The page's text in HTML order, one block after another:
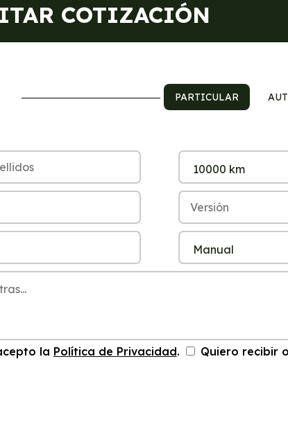
COTIZACIÓN
PARTICULAR
la Política de Privacidad. Quiero recibir